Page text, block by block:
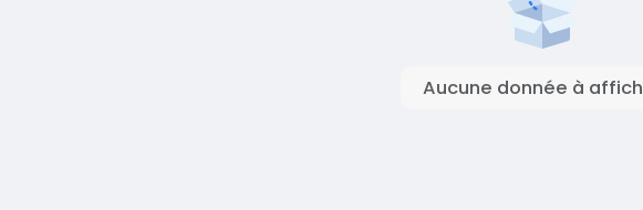
Aucune donnée à